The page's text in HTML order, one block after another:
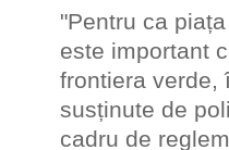
"Pentru ca
este important
frontiera verde,
susținute de
cadru de